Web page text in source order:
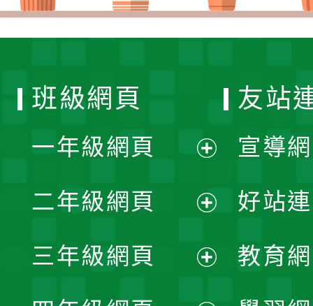
班級網頁
一年級網頁
開
選
單
二年級網頁
開
三年級網頁
友站
宣導
好站
教育